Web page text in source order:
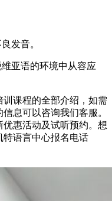
发音。
亚语的环境中从容应
训课程的全部介绍，如需
息可以咨询我们客服。
惠活动及试听预约。想
特语言中心报名电话